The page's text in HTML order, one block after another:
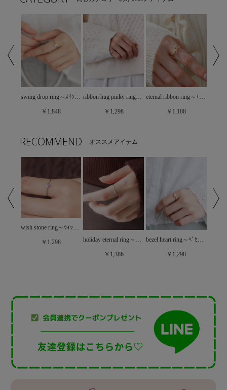
swing drop ring～ｽｲﾝｸﾞﾄﾞﾛｯﾌﾟﾘﾝｸﾞ
￥1,848
ribbon hug pinky ring～ﾘﾎﾞﾝﾊｸﾞﾋﾟﾝｷｰﾘﾝｸﾞ
￥1,298
eternal ribbon ring～ｴﾀｰﾅﾙﾘﾎﾞﾝﾘﾝｸﾞ
￥1,188
RECOMMEND オススメアイテム
wish stone ring～ｳｨｯｼｭｽﾄｰﾝﾘﾝｸﾞ
￥1,298 holiday eternal ring～ﾎﾘﾃﾞｰｴﾀｰﾅﾙﾘﾝｸﾞ
￥1,386
bezel heart ring～ﾍﾞｾﾞﾙﾊｰﾄﾘﾝｸﾞ
￥1,298